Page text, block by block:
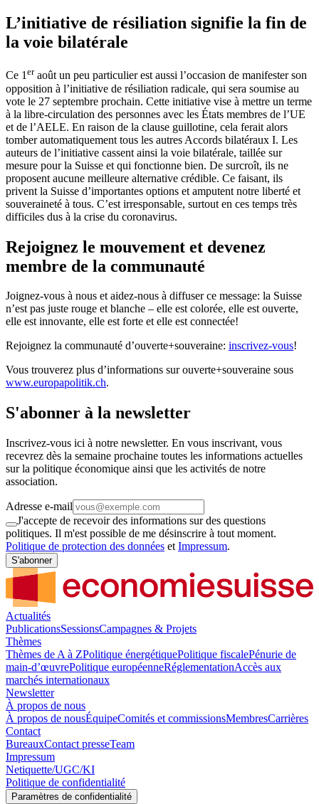
L’initiative de résiliation signifie la fin de
la voie bilatérale
Ce 1eraoût un peu particulier est aussi l’occasion de manifester son
opposition à l’initiative de résiliation radicale, qui sera soumise au
vote le 27 septembre prochain. Cette initiative vise à mettre un terme
à la libre-circulation des personnes avec les États membres de l’UE
et de l’AELE. En raison de la clause guillotine, cela ferait alors
tomber automatiquement tous les autres Accords bilatéraux I. Les
auteurs de l’initiative cassent ainsi la voie bilatérale, taillée sur
mesure pour la Suisse et qui fonctionne bien. De surcroît, ils ne
proposent aucune meilleure alternative crédible. Ce faisant, ils
privent la Suisse d’importantes options et amputent notre liberté et
souveraineté à tous. C’est irresponsable, surtout en ces temps très
difficiles dus à la crise du coronavirus.
Rejoignez le mouvement et devenez
membre de la communauté
Joignez-vous à nous et aidez-nous à diffuser ce message: la Suisse
n’est pas juste rouge et blanche – elle est colorée, elle est ouverte,
elle est innovante, elle est forte et elle est connectée!
Rejoignez la communauté d’ouverte+souveraine: inscrivez-vous!
Vous trouverez plus d’informations sur ouverte+souveraine sous
www.europapolitik.ch.
S'abonner à la newsletter
Inscrivez-vous ici à notre newsletter. En vous inscrivant, vous
recevrez dès la semaine prochaine toutes les informations actuelles
sur la politique économique ainsi que les activités de notre
association.
Adresse e-mail
J'accepte de recevoir des informations sur des questions
politiques. Il m'est possible de me désinscrire à tout moment.
Politique de protection des données et Impressum.
S'abonner
Actualités
PublicationsSessionsCampagnes & Projets
Thèmes
Thèmes de A à ZPolitique énergétiquePolitique fiscalePénurie de
main-d’œuvrePolitique européenneRéglementationAccès aux
marchés internationaux
Newsletter
À propos de nous
À propos de nousÉquipeComités et commissionsMembresCarrières
Contact
BureauxContact presseTeam
Impressum
Netiquette/UGC/KI
Politique de confidentialité
Paramètres de confidentialité